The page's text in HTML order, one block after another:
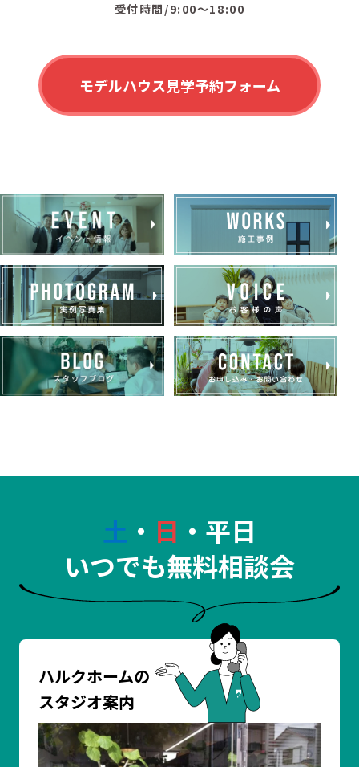
受付時間/9:00〜18:00
モデルハウス見学予約フォーム
土 ・ 日 ・平日
いつでも無料相談会
ハルクホームの
スタジオ案内